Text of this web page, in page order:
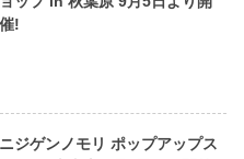
催!
ニジゲンノモリ ポップアップス